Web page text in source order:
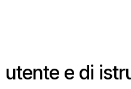
e di